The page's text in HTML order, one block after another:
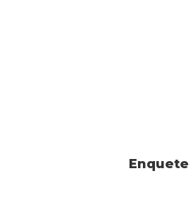
Enquete